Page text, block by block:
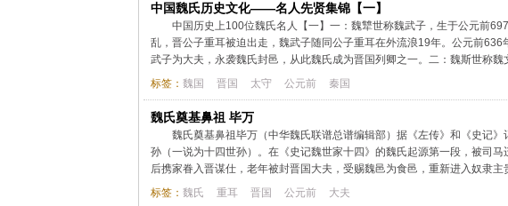
中国魏氏历史文化——名人先贤集锦【一】
中国历史上100位魏氏名人【一】一：魏犨世称魏武子，生于公元前
乱，晋公子重耳被迫出走，魏武子随同公子重耳在外流浪19年。公元前
武子为大夫，永袭魏氏封邑，从此魏氏成为晋国列卿之一。二：魏斯世称魏
标签： 魏国 晋国 太守 公元前 秦国
魏氏奠基鼻祖 毕万
魏氏奠基鼻祖毕万（中华魏氏联谱总谱编辑部）据《左传》和《史记
孙（一说为十四世孙）。在《史记魏世家十四》的魏氏起源第一段，被司
后携家眷入晋谋仕，老年被封晋国大夫，受赐魏邑为食邑，重新进入奴隶
标签： 魏氏 重耳 晋国 公元前 大夫